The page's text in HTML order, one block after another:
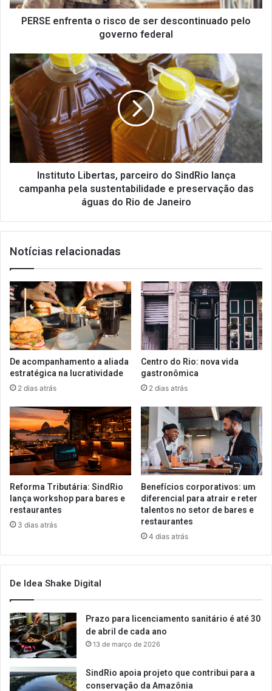
governo
federal
PERSE enfrenta o risco de ser descontinuado pelo
governo federal
Instituto
Libertas,
parceiro
do
SindRio
lança
campanha
pela
sustentabilidade
preservação
do
de
Instituto Libertas, parceiro do SindRio lança
campanha pela sustentabilidade e preservação das
águas do Rio de Janeiro
Notícias relacionadas
De acompanhamento a aliada
estratégica na lucratividade
2 dias atrás
Centro do Rio: nova vida
gastronômica
2 dias atrás
Reforma Tributária: SindRio
lança workshop para bares e
restaurantes
3 dias atrás
Benefícios corporativos: um
diferencial para atrair e reter
talentos no setor de bares e
restaurantes
4 dias atrás
De Idea Shake Digital
Prazo para licenciamento sanitário é até 30
de abril de cada ano
13 de março de 2026
SindRio apoia projeto que contribui para a
conservação da Amazônia